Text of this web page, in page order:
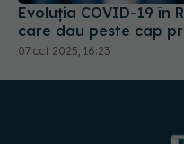
07 oct 2025, 16:23